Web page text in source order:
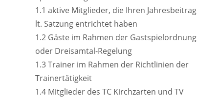
1.1 aktive Mitglieder, die Ihren Jahresbeitrag
lt. Satzung entrichtet haben
1.2 Gäste im Rahmen der Gastspielordnung
oder Dreisamtal-Regelung
1.3 Trainer im Rahmen der Richtlinien der
Trainertätigkeit
1.4 Mitglieder des TC Kirchzarten und TV